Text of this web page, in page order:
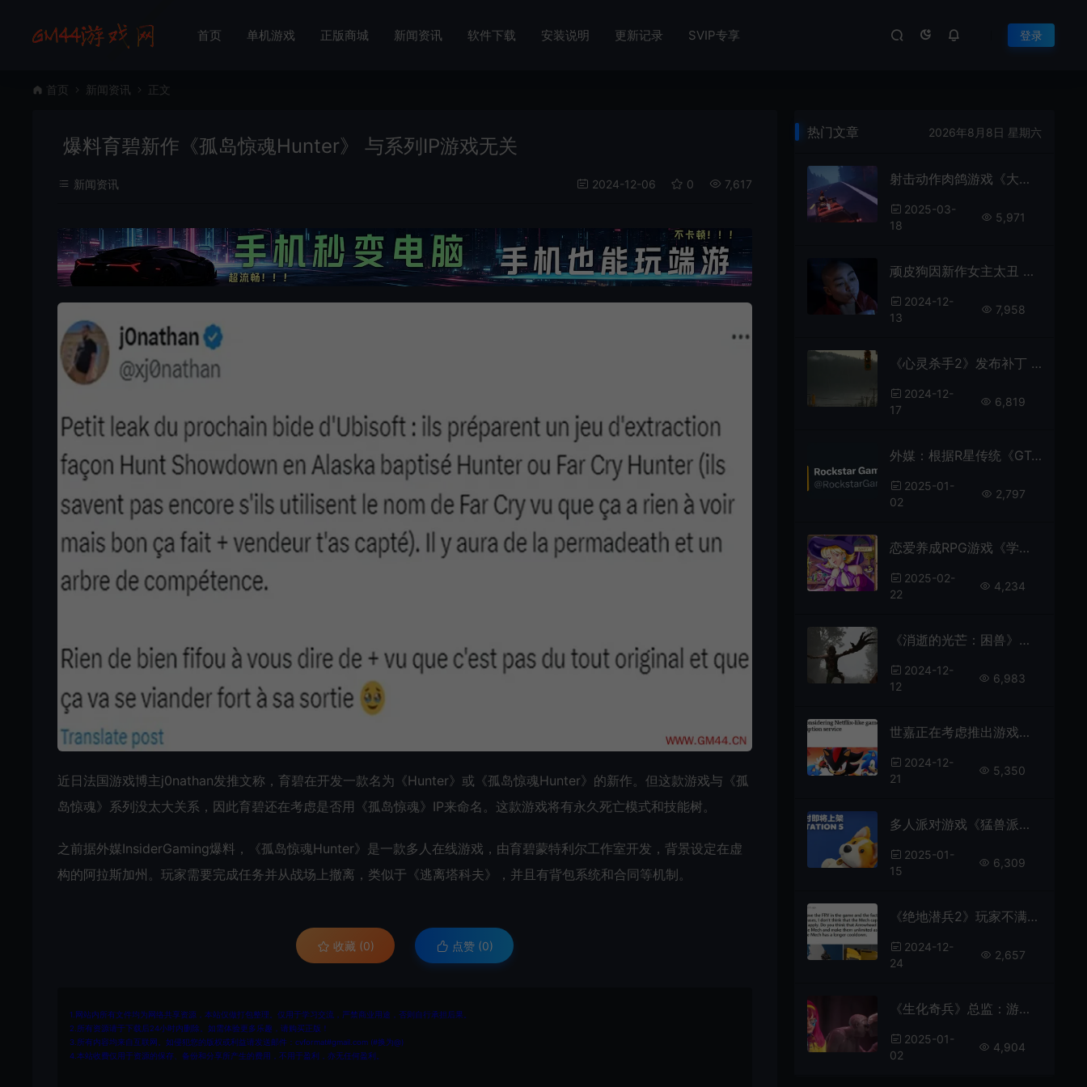
首页 单机游戏 正版商城 新闻资讯 软件下载 安装说明 更新记录 SVIP专享 登录
首页 新闻资讯 正文
爆料育碧新作《孤岛惊魂Hunter》 与系列IP游戏无关
新闻资讯 2024-12-06 0 7,617
近日法国游戏博主j0nathan发推文称，育碧在开发一款名为《Hunter》或《孤岛惊魂Hunter》的新作。但这款游戏与《孤
岛惊魂》系列没太大关系，因此育碧还在考虑是否用《孤岛惊魂》IP来命名。这款游戏将有永久死亡模式和技能树。
之前据外媒InsiderGaming爆料，《孤岛惊魂Hunter》是一款多人在线游戏，由育碧蒙特利尔工作室开发，背景设定在虚
构的阿拉斯加州。玩家需要完成任务并从战场上撤离，类似于《逃离塔科夫》，并且有背包系统和合同等机制。
收藏 (0) 点赞 (0)
1.网站内所有文件均为网络共享资源，本站仅做打包整理。仅用于学习交流，严禁商业用途，否则自行承担后果。
2.所有资源请于下载后24小时内删除。如需体验更多乐趣，请购买正版！
3.所有内容均来自互联网。如侵犯您的版权或利益请发送邮件：cvformat#gmail.com (#换为@)
4.本站收费仅用于资源的保存、备份和分享所产生的费用，不用于盈利，亦无任何盈利。
热门文章 2026年8月8日 星期六
射击动作肉鸽游戏《大篷车66》已推出试玩Demo
2025-03-
18
5,971
顽皮狗因新作女主太丑 官方关闭评论区
2024-12-
13
7,958
《心灵杀手2》发布补丁 新增PS5 PRO关闭PSSR选项
2024-12-
17
6,819
外媒：根据R星传统《GTA6》大概率又要推迟
2025-01-
02
2,797
恋爱养成RPG游戏《学生骑士团》Steam页面上线
2025-02-
22
4,234
《消逝的光芒：困兽》将在TGA上展示玩法介绍
2024-12-
12
6,983
世嘉正在考虑推出游戏订阅服务
2024-12-
21
5,350
多人派对游戏《猛兽派对》即将登陆PS5
2025-01-
15
6,309
《绝地潜兵2》玩家不满新载具 要求取消召唤上限
2024-12-
24
2,657
《生化奇兵》总监：游戏新作不会使用AI
2025-01-
02
4,904